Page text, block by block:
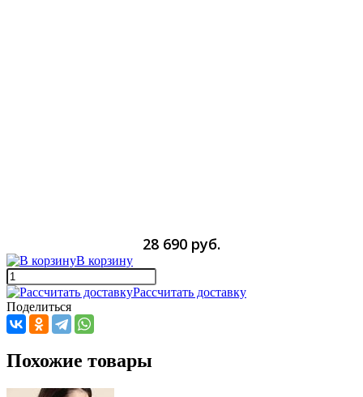
28 690 руб.
В корзину
Рассчитать доставку
Поделиться
Похожие товары